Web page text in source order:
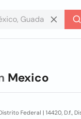
Mexico
Federal | 14420, D.f.,